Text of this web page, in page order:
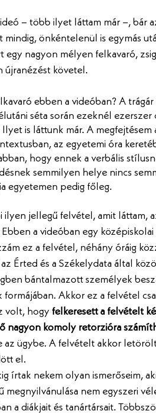
– több ilyet láttam már –, bár
mindig, önkéntelenül is egymás
egy nagyon mélyen felkavaró,
újranézést követel.
ebben a videóban? A
séta során ezeknél
Ilyet is láttunk már. A
az egyetemi óra
hogy ennek a verbális
semmilyen helye nincs
egyetemen pedig főleg.
ilyen jellegű felvétel, amit láttam,
Ebben a videóban egy
ez a felvétel, néhány óráig
Érted és a Székelydata által
bántalmazott személyek
formájában. Akkor ez a felvétel
volt, hogy felkeresett a felvételt
nagyon komoly retorzióra
az ügybe. A felvételt akkor
el.
írtak nekem olyan ismerőseim,
megnyilvánulása nem egyszeri
a diákjait és tanártársait.